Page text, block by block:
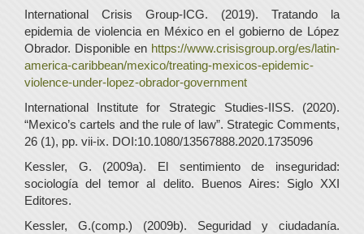
International Crisis Group-ICG. (2019). Tratando la
epidemia de violencia en México en el gobierno de López
Obrador. Disponible en https://www.crisisgroup.org/es/latin-
america-caribbean/mexico/treating-mexicos-epidemic-
violence-under-lopez-obrador-government
International Institute for Strategic Studies-IISS. (2020).
“Mexico’s cartels and the rule of law”. Strategic Comments,
26 (1), pp. vii-ix. DOI:10.1080/13567888.2020.1735096
Kessler, G. (2009a). El sentimiento de inseguridad:
sociología del temor al delito. Buenos Aires: Siglo XXI
Editores.
Kessler, G.(comp.) (2009b). Seguridad y ciudadanía.